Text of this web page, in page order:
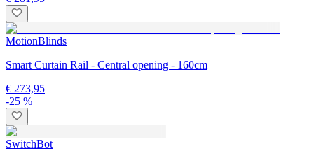
MotionBlinds
Smart Curtain Rail - Central opening - 160cm
€ 273,95
-25 %
SwitchBot